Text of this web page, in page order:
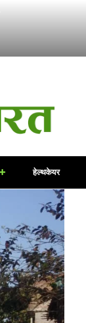
हेल्थकेयर